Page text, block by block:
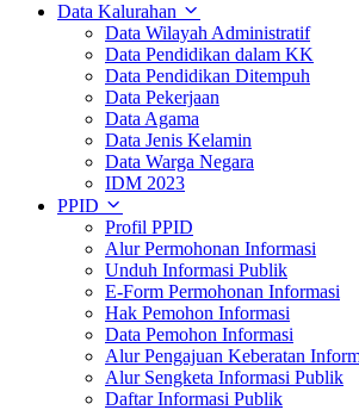
Data Kalurahan
Data Wilayah Administratif
Data Pendidikan dalam KK
Data Pendidikan Ditempuh
Data Pekerjaan
Data Agama
Data Jenis Kelamin
Data Warga Negara
IDM 2023
PPID
Profil PPID
Alur Permohonan Informasi
Unduh Informasi Publik
E-Form Permohonan Informasi
Hak Pemohon Informasi
Data Pemohon Informasi
Alur Pengajuan Keberatan
Alur Sengketa Informasi Publik
Daftar Informasi Publik